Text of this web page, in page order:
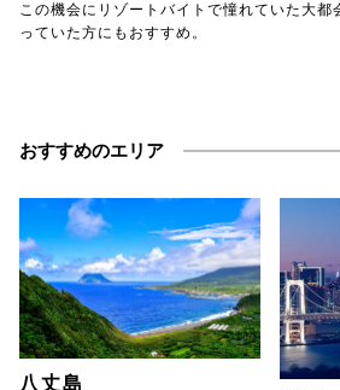
この機会にリゾートバイトで憧れていた大都
っていた方にもおすすめ。
おすすめのエリア
八丈島